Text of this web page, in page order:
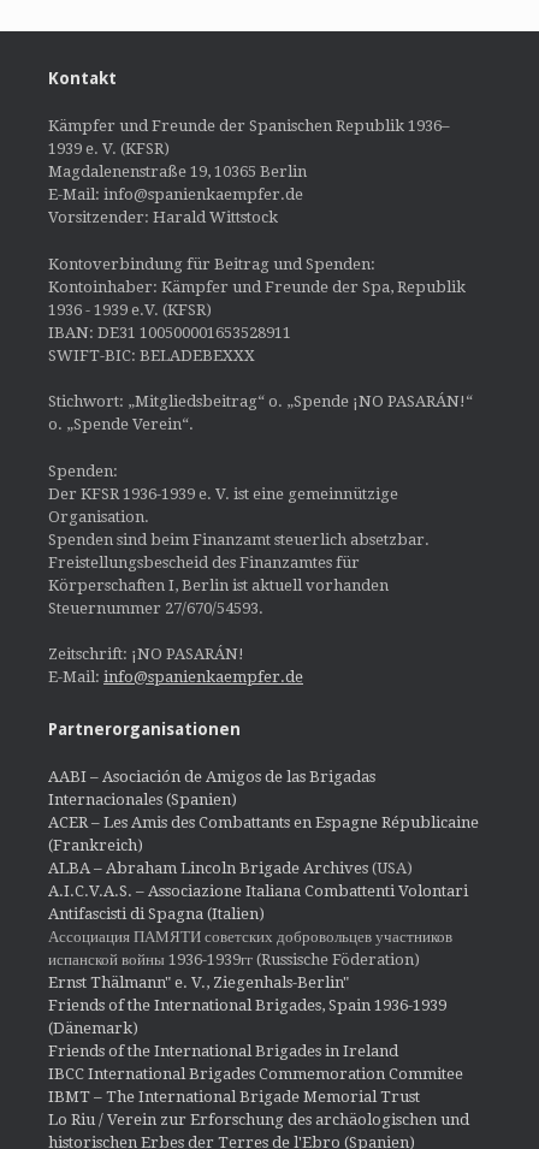
Kontakt
Kämpfer und Freunde der Spanischen Republik 1936–
1939 e. V. (KFSR)
Magdalenenstraße 19, 10365 Berlin
E-Mail: info@spanienkaempfer.de
Vorsitzender: Harald Wittstock
Kontoverbindung für Beitrag und Spenden:
Kontoinhaber: Kämpfer und Freunde der Spa, Republik
1936 - 1939 e.V. (KFSR)
IBAN: DE31 100500001653528911
SWIFT-BIC: BELADEBEXXX
Stichwort: „Mitgliedsbeitrag“ o. „Spende ¡NO PASARÁN!“
o. „Spende Verein“.
Spenden:
Der KFSR 1936-1939 e. V. ist eine gemeinnützige
Organisation.
Spenden sind beim Finanzamt steuerlich absetzbar.
Freistellungsbescheid des Finanzamtes für
Körperschaften I, Berlin ist aktuell vorhanden
Steuernummer 27/670/54593.
Zeitschrift: ¡NO PASARÁN!
E-Mail: info@spanienkaempfer.de
Partnerorganisationen
AABI – Asociación de Amigos de las Brigadas
Internacionales (Spanien)
ACER – Les Amis des Combattants en Espagne Républicaine
(Frankreich)
ALBA – Abraham Lincoln Brigade Archives (USA)
A.I.C.V.A.S. – Associazione Italiana Combattenti Volontari
Antifascisti di Spagna (Italien)
Ассоциация ПАМЯТИ советских добровольцев участников
испанской войны 1936-1939гг (Russische Föderation)
Ernst Thälmann" e. V., Ziegenhals-Berlin"
Friends of the International Brigades, Spain 1936-1939
(Dänemark)
Friends of the International Brigades in Ireland
IBCC International Brigades Commemoration Commitee
IBMT – The International Brigade Memorial Trust
Lo Riu / Verein zur Erforschung des archäologischen und
historischen Erbes der Terres de l'Ebro (Spanien)